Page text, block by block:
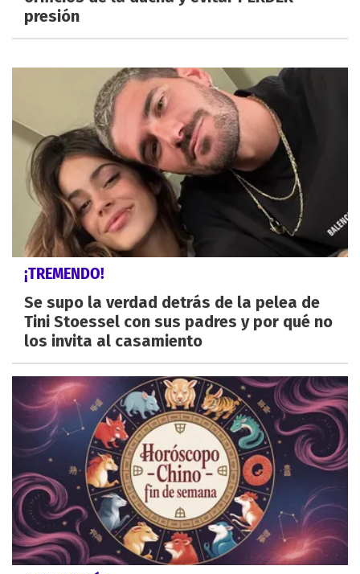
presión
¡TREMENDO!
Se supo la verdad detrás de la pelea de
Tini Stoessel con sus padres y por qué no
los invita al casamiento